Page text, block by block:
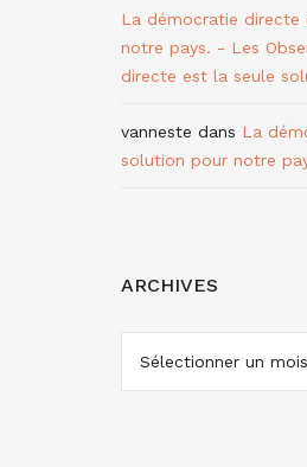
La démocratie
notre pays. - Les
directe est la seule
vanneste dans La
solution pour notre
ARCHIVES
ARCHIVES